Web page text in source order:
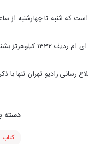
ساعت ۲۳:۳۰ الی ۲۳:۵۵ از رادیو تهران پخش
رسانی رادیو تهران تنها با
دسته
کتاب